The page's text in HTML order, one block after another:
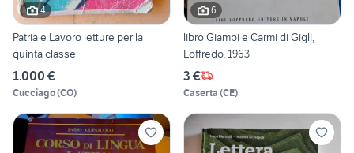
4
Patria e Lavoro letture per la
quinta classe
1.000 €
Cucciago(CO)
6
libro Giambi e Carmi di Gigli,
Loffredo, 1963
3 €
Caserta (CE)